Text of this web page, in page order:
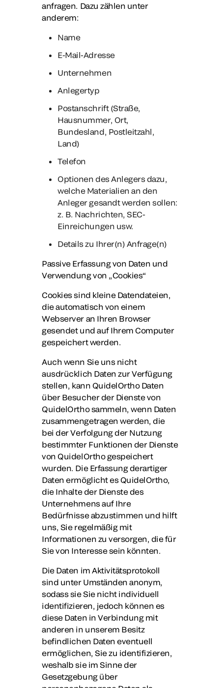
anfragen. Dazu zählen unter
anderem:
Name
E-Mail-Adresse
Unternehmen
Anlegertyp
Postanschrift (Straße,
Hausnummer, Ort,
Bundesland, Postleitzahl,
Land)
Telefon
Optionen des Anlegers dazu,
welche Materialien an den
Anleger gesandt werden sollen:
z. B. Nachrichten, SEC-
Einreichungen usw.
Details zu Ihrer(n) Anfrage(n)
Passive Erfassung von Daten und
Verwendung von „Cookies“
Cookies sind kleine Datendateien,
die automatisch von einem
Webserver an Ihren Browser
gesendet und auf Ihrem Computer
gespeichert werden.
Auch wenn Sie uns nicht
ausdrücklich Daten zur Verfügung
stellen, kann QuidelOrtho Daten
über Besucher der Dienste von
QuidelOrtho sammeln, wenn Daten
zusammengetragen werden, die
bei der Verfolgung der Nutzung
bestimmter Funktionen der Dienste
von QuidelOrtho gespeichert
wurden. Die Erfassung derartiger
Daten ermöglicht es QuidelOrtho,
die Inhalte der Dienste des
Unternehmens auf Ihre
Bedürfnisse abzustimmen und hilft
uns, Sie regelmäßig mit
Informationen zu versorgen, die für
Sie von Interesse sein könnten.
Die Daten im Aktivitätsprotokoll
sind unter Umständen anonym,
sodass sie Sie nicht individuell
identifizieren, jedoch können es
diese Daten in Verbindung mit
anderen in unserem Besitz
befindlichen Daten eventuell
ermöglichen, Sie zu identifizieren,
weshalb sie im Sinne der
Gesetzgebung über